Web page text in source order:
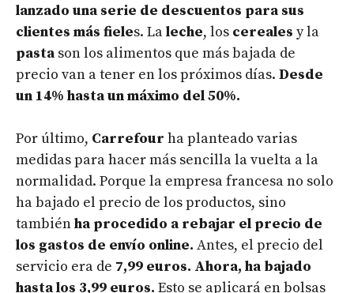
lanzado una serie de descuentos para sus
clientes más fieles. Laleche, los cereales y la
pasta son los alimentos que más bajada de
precio van a tener en los próximos días. Desde
un 14% hasta un máximo del 50%.
Por último, Carrefour ha planteado varias
medidas para hacer más sencilla la vuelta a la
normalidad. Porque la empresa francesa no solo
ha bajado el precio de los productos, sino
tambiénha procedido a rebajar el precio de
los gastos de envío online. Antes, el precio del
servicio era de 7,99 euros. Ahora, ha bajado
hasta los 3,99 euros. Esto se aplicará en bolsas